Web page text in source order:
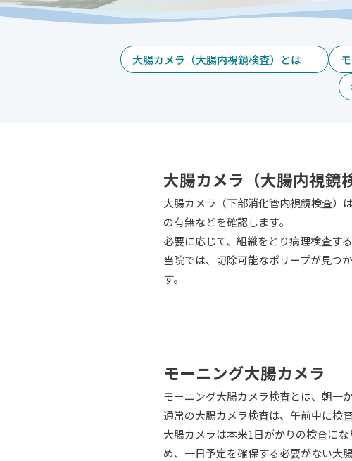
大腸カメラ（大腸内視鏡検査）とは
大腸カメラ（大腸内視鏡
大腸カメラ（下部消化管内視鏡検査）
の有無などを確認します。
必要に応じて、組織をとり病理検査す
当院では、切除可能なポリープが見つ
す。
モーニング大腸カメラ
モーニング大腸カメラ検査とは、朝一
通常の大腸カメラ検査は、午前中に検
大腸カメラは本来1日がかりの検査に
め、一日予定を確保する必要がない大